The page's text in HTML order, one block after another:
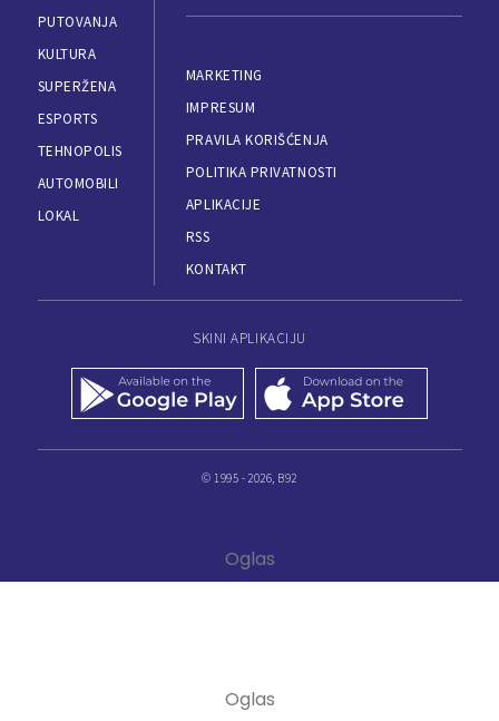
PUTOVANJA
KULTURA
SUPERŽENA
ESPORTS
TEHNOPOLIS
AUTOMOBILI
LOKAL
MARKETING
IMPRESUM
PRAVILA KORIŠĆENJA
POLITIKA PRIVATNOSTI
APLIKACIJE
RSS
KONTAKT
SKINI APLIKACIJU
© 1995 - 2026, B92